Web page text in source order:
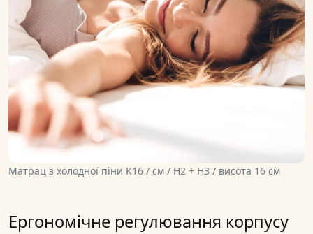
Матрац з холодної піни K16 / см / H2 + H3 / висота 16 см
Ергономічне регулювання корпусу